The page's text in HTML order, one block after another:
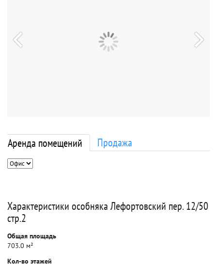
Аренда помещений Продажа
Характеристики особняка Лефортовский пер. 12/50
стр.2
Общая площадь
703.0 м²
Кол-во этажей